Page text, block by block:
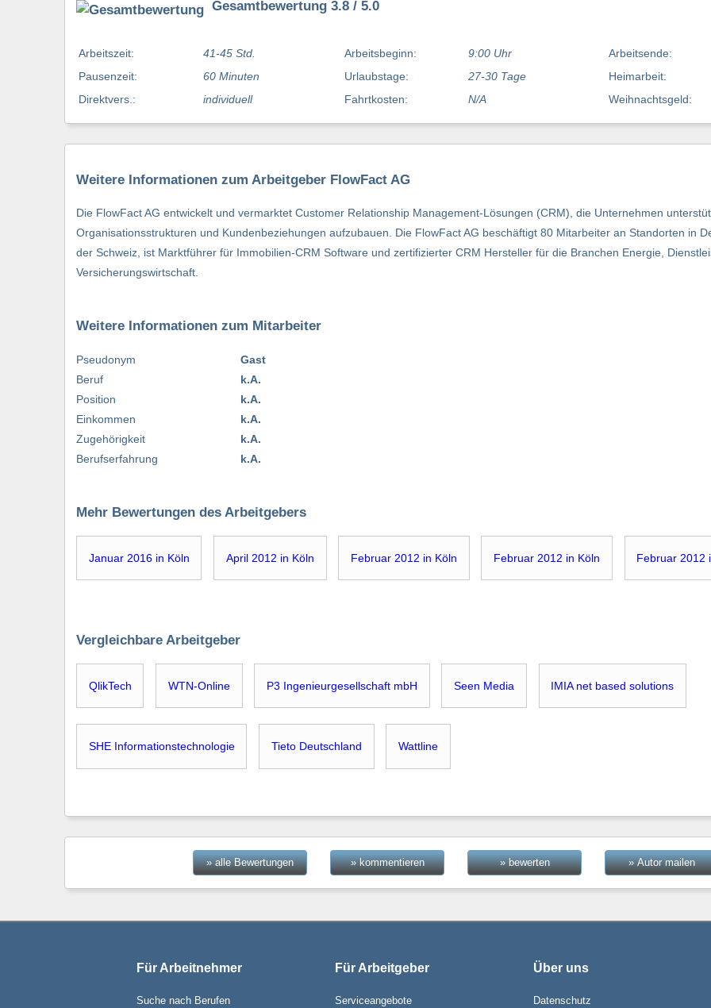
Gesamtbewertung 3.8 / 5.0
Arbeitszeit: 41-45 Std. Arbeitsbeginn: 9:00 Uhr Arbeitsende:
Pausenzeit:
60 Minuten Urlaubstage: 27-30 Tage Heimarbeit:
Direktvers.:
individuell Fahrtkosten: N/A Weihnachtsgeld:
Weitere Informationen zum Arbeitgeber FlowFact AG
Die FlowFact AG entwickelt und vermarktet Customer Relationship Management-Lösungen (CRM), die Unternehmen
Organisationsstrukturen und Kundenbeziehungen aufzubauen. Die FlowFact AG beschäftigt 80 Mitarbeiter an Standorten in
der Schweiz, ist Marktführer für Immobilien-CRM Software und zertifizierter CRM Hersteller für die Branchen Energie,
Versicherungswirtschaft.
Weitere Informationen zum Mitarbeiter
Pseudonym
Beruf
Position
Einkommen
Zugehörigkeit
Berufserfahrung
Gast
k.A.
k.A.
k.A.
k.A.
k.A.
Mehr Bewertungen des Arbeitgebers
Januar 2016 in Köln April 2012 in Köln Februar 2012 in Köln Februar 2012 in Köln Februar 2012
Vergleichbare Arbeitgeber
QlikTech WTN-Online P3 Ingenieurgesellschaft mbH Seen Media IMIA net based solutions
SHE Informationstechnologie Tieto Deutschland Wattline
» alle Bewertungen » kommentieren » bewerten » Autor mailen
Für Arbeitnehmer
Suche nach Berufen
Für Arbeitgeber
Serviceangebote
Über uns
Datenschutz